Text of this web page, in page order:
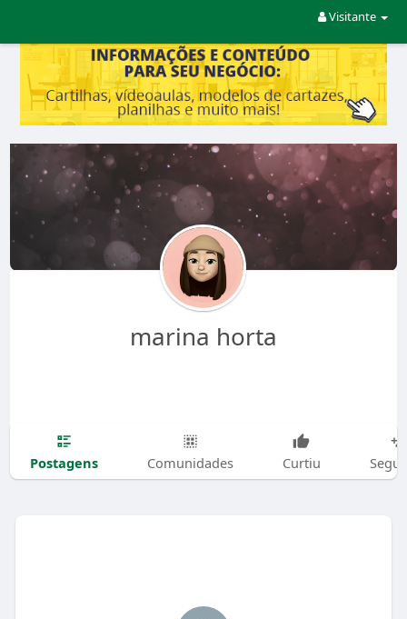
Visitante
marina horta
Postagens Comunidades Curtiu